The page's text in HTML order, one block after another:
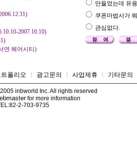
2007.10.10)
연 헤어시티)
만들었는데 유
쿠폰마법사가
관심없다.
트폴리오 광고문의 사업제휴 기타문의
inbworld Inc. All rights reserved
for more information
2-703-9735